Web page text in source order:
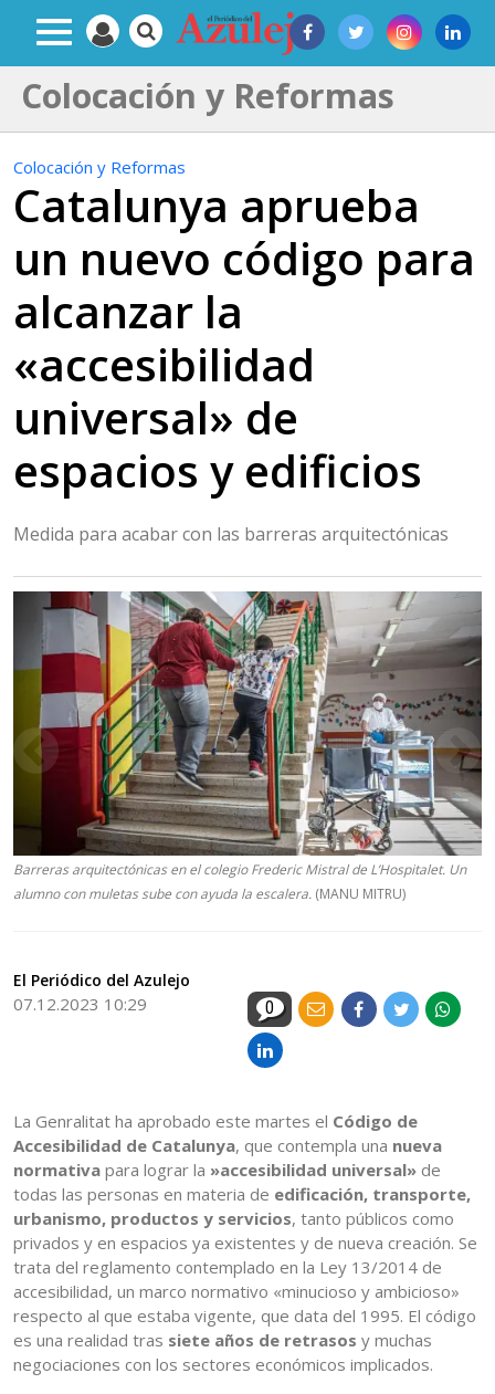
Colocación y Reformas
Colocación y Reformas
Catalunya aprueba
un nuevo código para
alcanzar la
«accesibilidad
universal» de
espacios y edificios
Medida para acabar con las barreras arquitectónicas
Barreras arquitectónicas en el colegio Frederic Mistral de L’Hospitalet. Un
alumno con muletas sube con ayuda la escalera. (MANU MITRU)
El Periódico del Azulejo
07.12.2023 10:29 0
La Genralitat ha aprobado este martes el Código de
Accesibilidad de Catalunya, que contempla una nueva
normativa para lograr la »accesibilidad universal» de
todas las personas en materia de edificación, transporte,
urbanismo, productos y servicios, tanto públicos como
privados y en espacios ya existentes y de nueva creación. Se
trata del reglamento contemplado en la Ley 13/2014 de
accesibilidad, un marco normativo «minucioso y ambicioso»
respecto al que estaba vigente, que data del 1995. El código
es una realidad tras siete años de retrasos y muchas
negociaciones con los sectores económicos implicados.